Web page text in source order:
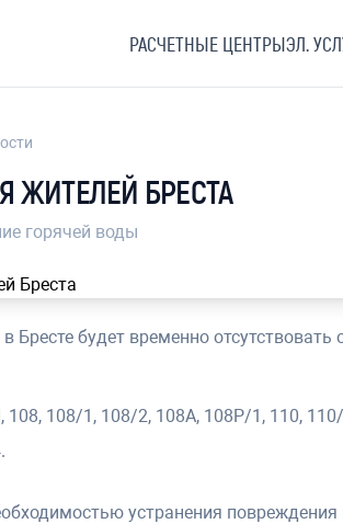
РАСЧЕТНЫЕ ЦЕНТРЫЭЛ.
ЖИТЕЛЕЙ БРЕСТА
горячей воды
Бресте будет временно
108, 108/1, 108/2, 108А, 108Р/1, 110,
устранения